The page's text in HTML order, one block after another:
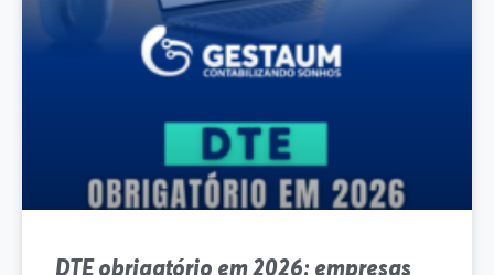
DTE obrigatório em 2026: empresas